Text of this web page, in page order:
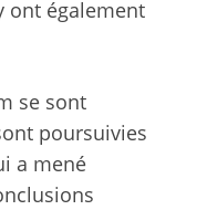
ont également
se sont
poursuivies
a mené